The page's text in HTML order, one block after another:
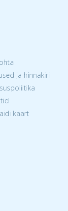
ja hinnakiri
kaart